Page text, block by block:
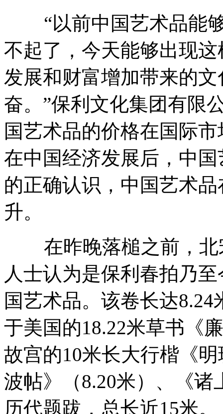
“以前中国艺术品能够
不起了，今天能够出现
发展和财富增加带来的
奋。”保利文化集团有限
国艺术品的价格在国际
在中国经济发展后，中
的正确认识，中国艺术
升。
在昨晚落槌之前，北
人士认为是保利春拍乃
国艺术品。该卷长达
于美国的18.22米草书《
故宫的10米长大行楷《
波帖》（8.20米）、《诸
历代题跋，总长近15米。